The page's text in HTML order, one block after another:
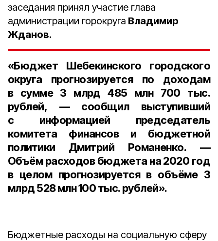
заседания принял участие глава
администрации горокруга Владимир
Жданов.
«Бюджет Шебекинского городского
округа прогнозируется по доходам
в сумме3 млрд 485 млн 700 тыс.
рублей, — сообщил выступивший
с информацией председатель
комитета финансов и бюджетной
политики Дмитрий Романенко. —
Объём расходов бюджета на 2020 год
в целом прогнозируется в объёме3
млрд 528 млн 100 тыс. рублей».
Бюджетные расходы на социальную сферу